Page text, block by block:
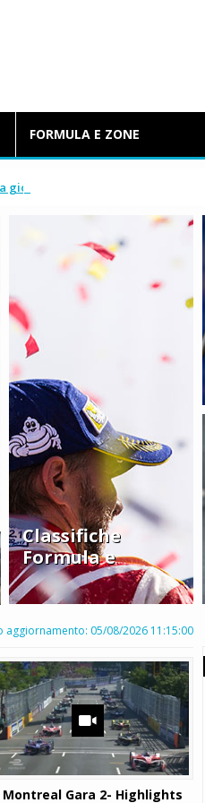
FORMULA E ZONE
giovanile
UFFICIALE - La
sceglie Theo
Classifiche
Formula e
aggiornamento: 05/08/2026 11:15:00
Montreal Gara 2- Highlights